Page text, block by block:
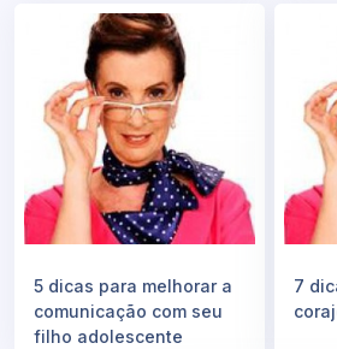
5 dicas para melhorar a
comunicação com seu
filho adolescente
7